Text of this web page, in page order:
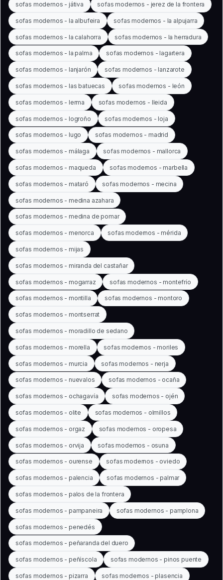
sofas modernos - játiva sofas modernos - jerez de la frontera
sofas modernos - la albufeira sofas modernos - la alpujarra
sofas modernos - la calahorra sofas modernos - la herradura
sofas modernos - la palma sofas modernos - lagartera
sofas modernos - lanjarón sofas modernos - lanzarote
sofas modernos - las batuecas sofas modernos - león
sofas modernos - lerma sofas modernos - lleida
sofas modernos - logroño sofas modernos - loja
sofas modernos - lugo sofas modernos - madrid
sofas modernos - málaga sofas modernos - mallorca
sofas modernos - maqueda sofas modernos - marbella
sofas modernos - mataró sofas modernos - mecina
sofas modernos - medina azahara
sofas modernos - medina de pomar
sofas modernos - menorca sofas modernos - mérida
sofas modernos - mijas
sofas modernos - miranda del castañar
sofas modernos - mogarraz sofas modernos - montefrío
sofas modernos - montilla sofas modernos - montoro
sofas modernos - montserrat
sofas modernos - moradillo de sedano
sofas modernos - morella sofas modernos - moriles
sofas modernos - murcia sofas modernos - nerja
sofas modernos - nuevalos sofas modernos - ocaña
sofas modernos - ochagavía sofas modernos - ojén
sofas modernos - olite sofas modernos - olmillos
sofas modernos - orgaz sofas modernos - oropesa
sofas modernos - orvija sofas modernos - osuna
sofas modernos - ourense sofas modernos - oviedo
sofas modernos - palencia sofas modernos - palmar
sofas modernos - palos de la frontera
sofas modernos - pampaneira sofas modernos - pamplona
sofas modernos - penedés
sofas modernos - peñaranda del duero
sofas modernos - peñíscola sofas modernos - pinos puente
sofas modernos - pizarra sofas modernos - plasencia